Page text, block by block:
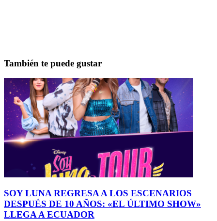
También te puede gustar
SOY LUNA REGRESA A LOS ESCENARIOS
DESPUÉS DE 10 AÑOS: «EL ÚLTIMO SHOW»
LLEGA A ECUADOR